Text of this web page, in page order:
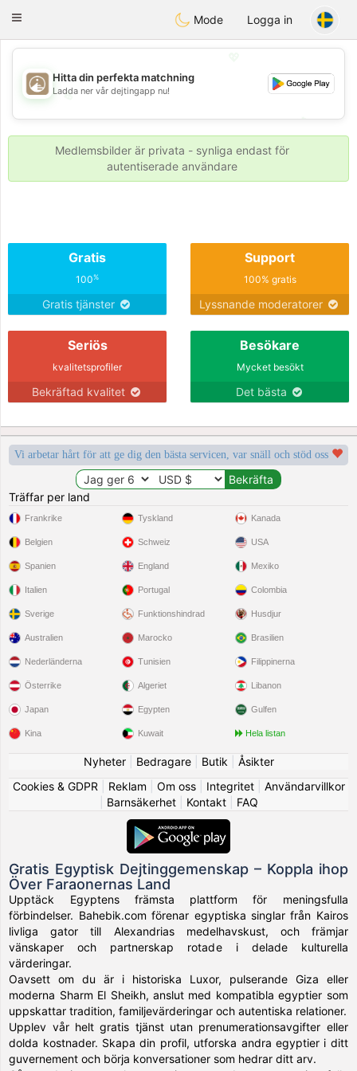
ahebik
Toggle
Mode Logga in
💖
💕
💕
Hitta din perfekta matchning
Ladda ner vår dejtingapp nu!
Medlemsbilder är privata - synliga endast för
autentiserade användare
Gratis
100%
Gratis tjänster
Support
100% gratis
Lyssnande moderatorer
Seriös
kvalitetsprofiler
Bekräftad kvalitet
Besökare
Mycket besökt
Det bästa
Vi arbetar hårt för att ge dig den bästa servicen, var snäll och stöd oss
Träffar per land
Frankrike
Belgien
Spanien
Italien
Sverige
Tyskland
Schweiz
England
Portugal
Funktionshindrad
Kanada
USA
Mexiko
Colombia
Husdjur
Australien
Nederländerna
Österrike
Japan
Kina
Marocko
Tunisien
Algeriet
Egypten
Kuwait
Brasilien
Filippinerna
Libanon
Gulfen
Hela listan
Nyheter| Bedragare| Butik
Åsikter
Cookies & GDPR
Reklam Om oss| Integritet| Användarvillkor
Barnsäkerhet| Kontakt| FAQ
Gratis Egyptisk Dejtinggemenskap – Koppla ihop
Över Faraonernas Land
Upptäck Egyptens främsta plattform för meningsfulla
förbindelser. Bahebik.com förenar egyptiska singlar från Kairos
livliga gator till Alexandrias medelhavskust, och främjar
vänskaper och partnerskap rotade i delade kulturella
värderingar.
Oavsett om du är i historiska Luxor, pulserande Giza eller
moderna Sharm El Sheikh, anslut med kompatibla egyptier som
uppskattar tradition, familjevärderingar och autentiska relationer.
Upplev vår helt gratis tjänst utan prenumerationsavgifter eller
dolda kostnader. Skapa din profil, utforska andra egyptier i ditt
guvernement och börja konversationer som hedrar ditt arv.